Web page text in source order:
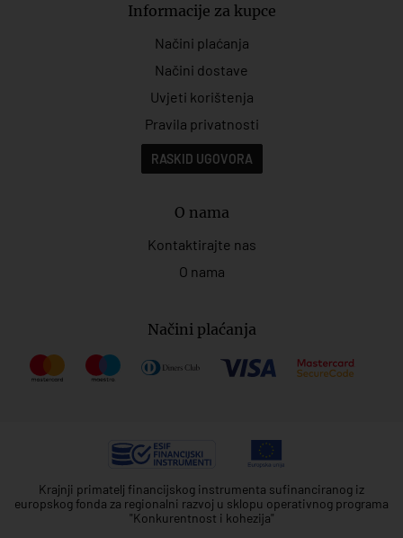
Informacije za kupce
Načini plaćanja
Načini dostave
Uvjeti korištenja
Pravila privatnosti
RASKID UGOVORA
O nama
Kontaktirajte nas
O nama
Načini plaćanja
Krajnji primatelj financijskog instrumenta sufinanciranog iz
europskog fonda za regionalni razvoj u sklopu operativnog programa
"Konkurentnost i kohezija"